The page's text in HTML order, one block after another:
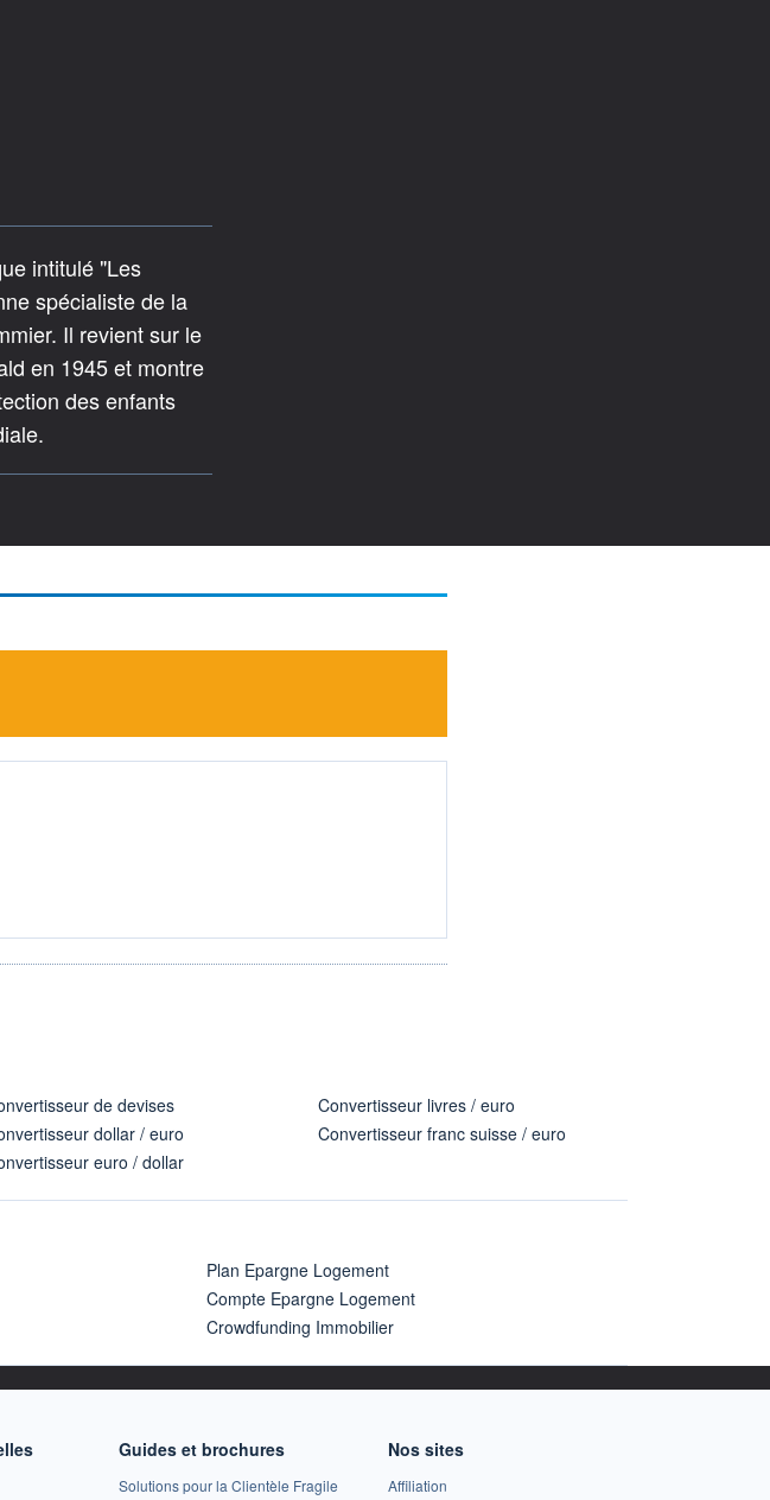
intitulé "Les
spécialiste de la
Il revient sur le
en 1945 et montre
des enfants
de devises
dollar / euro
euro / dollar
Convertisseur livres / euro
Convertisseur franc suisse / euro
Plan Epargne Logement
Compte Epargne Logement
Crowdfunding Immobilier
Guides et brochures
Solutions pour la Clientèle Fragile
Nos sites
Affiliation